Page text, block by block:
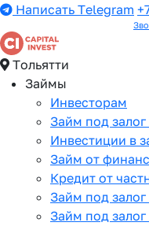
Написать Telegram
Тольятти
Займы
Инвесторам
Займ под
Инвестиции в
Займ от
Кредит от
Займ под
Займ под